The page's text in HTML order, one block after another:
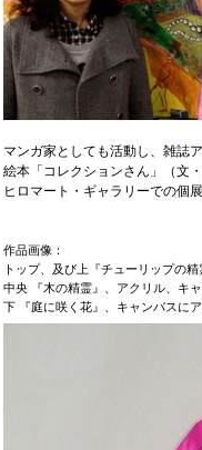
マンガ家としても活動し、雑誌
絵本「コレクションさん」（文
ヒロマート・ギャラリーでの個
作品画像：
トップ、及び上『チューリップの
中央 『木の精霊』、アクリル、キ
下 『庭に咲く花』、キャンバスに